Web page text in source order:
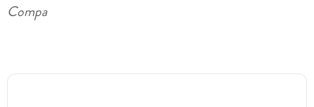
Compa